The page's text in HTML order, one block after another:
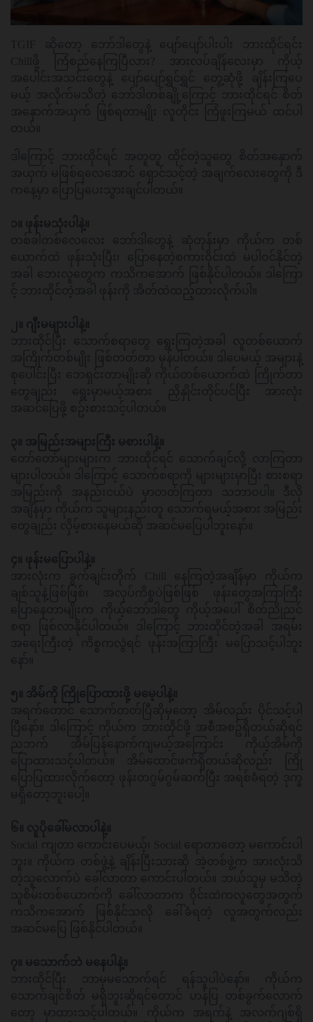
TGIF ဆိုတော့ ဘော်ဒါတွေနဲ့ ပျော်ပျော်ပါးပါး ဘားထိုင်ရင်း
Chillဖို့ ကြံစည်နေကြပြီလား? အားလပ်ချိန်လေးမှာ ကိုယ့်
အပေါင်းအသင်းတွေနဲ့ ပျော်ပျော်ရွှင်ရွှင် တွေ့ဆုံဖို့ ချိန်းကြပေ
မယ့် အလိုက်မသိတဲ့ ဘော်ဒါတစ်ချို့ကြောင့် ဘားထိုင်ရင် စိတ်
အနှောက်အယှက် ဖြစ်ရတာမျိုး လူတိုင်း ကြံဖူးကြမယ် ထင်ပါ
ဒါကြောင့် ဘားထိုင်ရင် အတူတူ ထိုင်တဲ့သူတွေ စိတ်အနှောက်
အယှက် မဖြစ်ရလေအောင် ရှောင်သင့်တဲ့ အချက်လေးတွေကို ဒီ
ကနေ့မှာ ပြောပြပေးသွားချင်ပါတယ်။
ယောက်ထဲ ဖုန်းသုံးပြီး၊ ပြောနေတဲ့စကားဝိုင်းထဲ မပါဝင်နိုင်တဲ့
အခါ ဘေးလူတွေက ကသိကအောက် ဖြစ်နိုင်ပါတယ်။ ဒါကြော
၂။ ဂျီးမများပါနဲ့။
ဘားထိုင်ပြီး သောက်စရာတွေ ရွေးကြတဲ့အခါ လူတစ်ယောက်
အကြိုက်တစ်မျိုး ဖြစ်တတ်တာ မှန်ပါတယ်။ ဒါပေမယ့် အများနဲ့
စုပေါင်းပြီး ဘေရှင်းတာမျိုးဆို ကိုယ်တစ်ယောက်ထဲ ကြိုက်တာ
တွေချည်း ရွေးမှာမယ့်အစား ညှိနှိုင်းတိုင်ပင်ပြီး အားလုံး
အဆင်ပြေဖို့ စဥ်းစားသင့်ပါတယ်။
၃။ အမြည်းအများကြီး မစားပါနဲ့။
တော်တော်များများက ဘားထိုင်ရင် သောက်ချင်လို့ လာကြတာ
များပါတယ်။ ဒါကြောင့် သောက်စရာကို များများမှာပြီး စားစရာ
အမြည်းကို အနည်းငယ်ပဲ မှာတတ်ကြတာ သဘာဝပါ။ ဒီလို
အချိန်မှာ ကိုယ်က သူများနည်းတူ သောက်ရမယ့်အစား အမြည်း
တွေချည်း လှိမ့်စားနေမယ်ဆို အဆင်မပြေပါဘူးနော်။
၄။ ဖုန်းမပြောပါနဲ့။
အားလုံးက ခွက်ချင်းတိုက် Chill နေကြတဲ့အချိန်မှာ ကိုယ်က
ချစ်သူနဲ့ဖြစ်ဖြစ်၊ အလုပ်ကိစ္စပဲဖြစ်ဖြစ် ဖုန်းတွေအကြာကြီး
ပြောနေတာမျိုးက ကိုယ့်ဘော်ဒါတွေ ကိုယ့်အပေါ် စိတ်ညိုညင်
စရာ ဖြစ်လာနိုင်ပါတယ်။ ဒါကြောင့် ဘားထိုင်တဲ့အခါ အရမ်း
အရေးကြီးတဲ့ ကိစ္စကလွဲရင် ဖုန်းအကြာကြီး မပြောသင့်ပါဘူး
၅။ အိမ်ကို ကြိုပြောထားဖို့ မမေ့ပါနဲ့။
အရက်တောင် သောက်တတ်ပြီဆိုမှတော့ အိမ်လည်း ပိုင်သင့်ပါ
ပြီနော်။ ဒါကြောင့် ကိုယ်က ဘားထိုင်ဖို့ အစီအစဥ်ရှိတယ်ဆိုရင်
ညဘက် အိမ်ပြန်နောက်ကျမယ့်အကြောင်း ကိုယ့်အိမ်ကို
ပြောထားသင့်ပါတယ်။ အိမ်ထောင်ဖက်ရှိတယ်ဆိုလည်း ကြို
ပြောပြထားလိုက်တော့ ဖုန်းတဂွမ်ဂွမ်ဆက်ပြီး အရစ်ခံရတဲ့ ဒုက္ခ
၆။ လူပိုခေါ်မလာပါနဲ့။
Social ကျတာ ကောင်းပေမယ့်၊ Social ရောတာတော့ မကောင်းပါ
ဘူး။ ကိုယ်က တစ်ဖွဲ့နဲ့ ချိန်းပြီးသားဆို အဲ့တစ်ဖွဲ့က အားလုံးသိ
တဲ့သူလောက်ပဲ ခေါ်လာတာ ကောင်းပါတယ်။ ဘယ်သူမှ မသိတဲ့
သူစိမ်းတစ်ယောက်ကို ခေါ်လာတာက ဝိုင်းထဲကလူတွေအတွက်
ကသိကအောက် ဖြစ်နိုင်သလို ခေါ်ခံရတဲ့ လူအတွက်လည်း
အဆင်မပြေ ဖြစ်နိုင်ပါတယ်။
၇။ မသောက်ဘဲ မနေပါနဲ့။
ဘားထိုင်ပြီး ဘာမှမသောက်ရင် ရန်သူပါပဲနော်။ ကိုယ်က
သောက်ချင်စိတ် မရှိဘူးဆိုရင်တောင် ဟန်ပြ တစ်ခွက်လောက်
တော့ မှာထားသင့်ပါတယ်။ ကိုယ်က အရက်နဲ့ အလက်ဂျစ်ရှိ